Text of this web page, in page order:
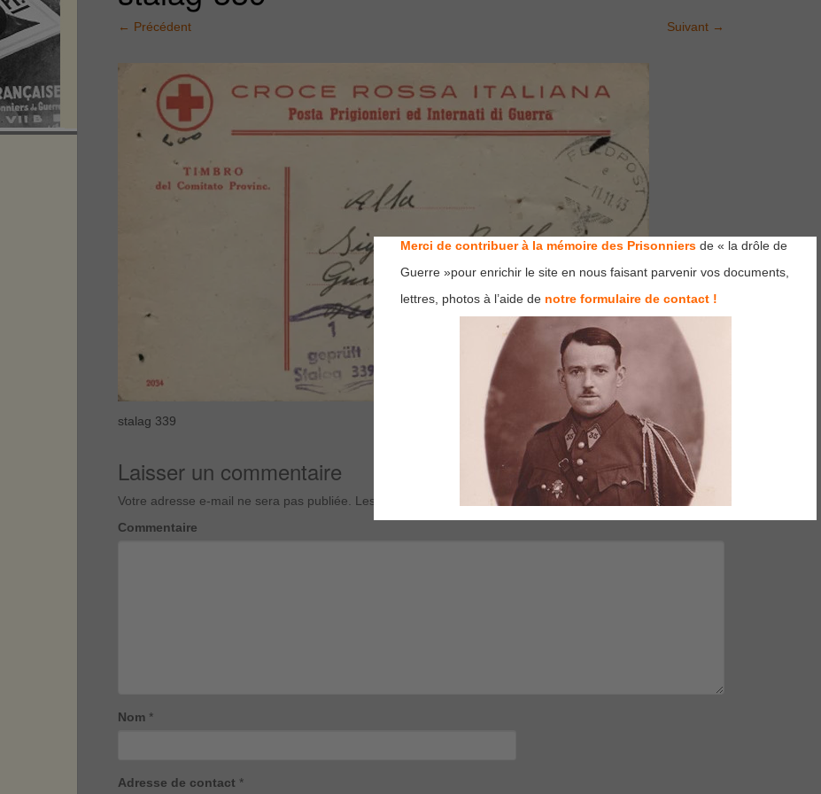
← Précédent Suivant →
stalag 339
Laisser un commentaire
Votre adresse e-mail ne sera pas publiée. Les champs obligatoires sont indiqués avec
Commentaire
Nom *
Adresse de contact *
Merci de contribuer à la mémoire des Prisonniers de « la drôle de
Guerre »pour enrichir le site en nous faisant parvenir vos documents,
lettres, photos à l’aide de notre formulaire de contact !